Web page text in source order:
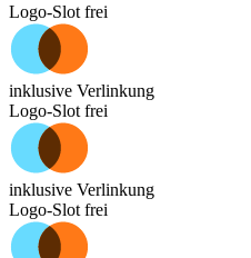
Logo-Slot frei
inklusive Verlinkung
Logo-Slot frei
inklusive Verlinkung
Logo-Slot frei